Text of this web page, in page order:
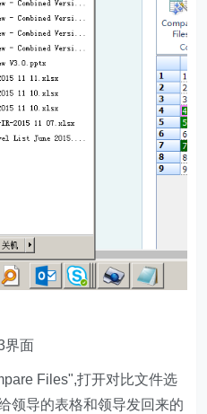
界面
Files",打开对比文件选
领导的表格和领导发回来的